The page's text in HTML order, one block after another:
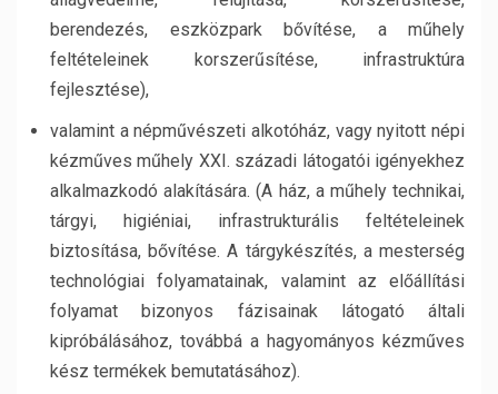
berendezés, eszközpark bővítése, a műhely
feltételeinek korszerűsítése, infrastruktúra
fejlesztése),
valamint a népművészeti alkotóház, vagy nyitott népi
kézműves műhely XXI. századi látogatói igényekhez
alkalmazkodó alakítására. (A ház, a műhely technikai,
tárgyi, higiéniai, infrastrukturális feltételeinek
biztosítása, bővítése. A tárgykészítés, a mesterség
technológiai folyamatainak, valamint az előállítási
folyamat bizonyos fázisainak látogató általi
kipróbálásához, továbbá a hagyományos kézműves
kész termékek bemutatásához).